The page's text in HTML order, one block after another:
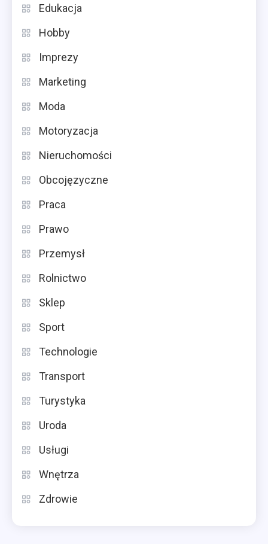
Edukacja
Hobby
Imprezy
Marketing
Moda
Motoryzacja
Nieruchomości
Obcojęzyczne
Praca
Prawo
Przemysł
Rolnictwo
Sklep
Sport
Technologie
Transport
Turystyka
Uroda
Usługi
Wnętrza
Zdrowie